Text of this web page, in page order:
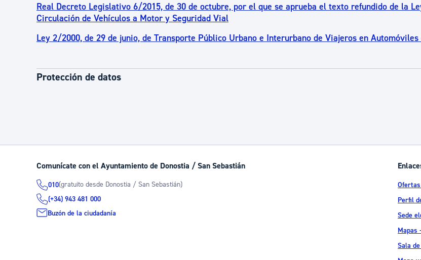
Real Decreto Legislativo 6/2015, de 30 de octubre, por el que se aprueba el texto refundido de la
Circulación de Vehículos a Motor y Seguridad Vial
Ley 2/2000, de 29 de junio, de Transporte Público Urbano e Interurbano de Viajeros en Automóviles
Protección de datos
Comunícate con el Ayuntamiento de Donostia / San Sebastián
010(gratuito desde Donostia / San Sebastián)
(+34) 943 481 000
Buzón de la ciudadanía
Perfil
Sede
Mapas
Sala